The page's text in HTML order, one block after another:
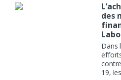
des
Dans
19,